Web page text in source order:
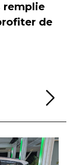
remplie
de